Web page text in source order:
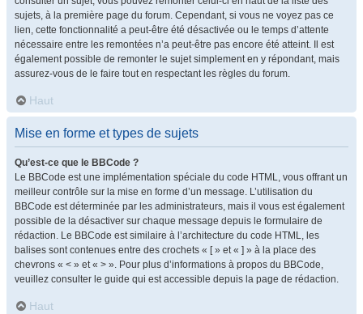
sujets, à la première page du forum. Cependant, si vous ne voyez pas ce
lien, cette fonctionnalité a peut-être été désactivée ou le temps d’attente
nécessaire entre les remontées n’a peut-être pas encore été atteint. Il est
également possible de remonter le sujet simplement en y répondant, mais
assurez-vous de le faire tout en respectant les règles du forum.
Haut
Mise en forme et types de sujets
Qu’est-ce que le BBCode ?
Le BBCode est une implémentation spéciale du code HTML, vous offrant un
meilleur contrôle sur la mise en forme d’un message. L’utilisation du
BBCode est déterminée par les administrateurs, mais il vous est également
possible de la désactiver sur chaque message depuis le formulaire de
rédaction. Le BBCode est similaire à l’architecture du code HTML, les
balises sont contenues entre des crochets « [ » et « ] » à la place des
chevrons « < » et « > ». Pour plus d’informations à propos du BBCode,
veuillez consulter le guide qui est accessible depuis la page de rédaction.
Haut